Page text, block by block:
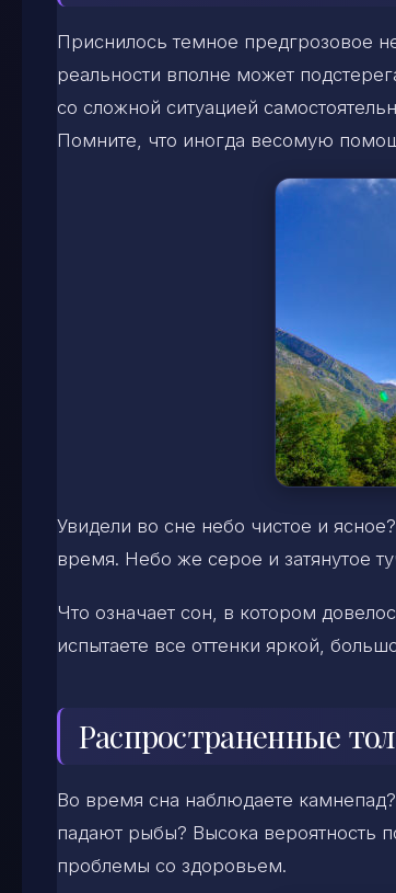
Приснилось темное предгрозовое
реальности вполне может
со сложной ситуацией
Помните, что иногда весомую
Увидели во сне небо чистое и
время. Небо же серое и затянутое
Что означает сон, в котором
испытаете все оттенки яркой,
Распространенные
Во время сна наблюдаете
падают рыбы? Высока вероятность
проблемы со здоровьем.